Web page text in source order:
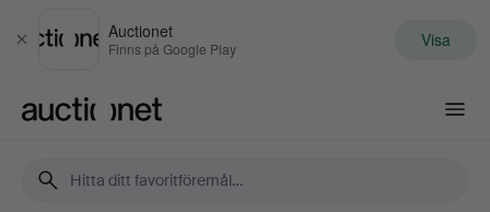
Stäng
Auctionet
Finns på Google Play Visa